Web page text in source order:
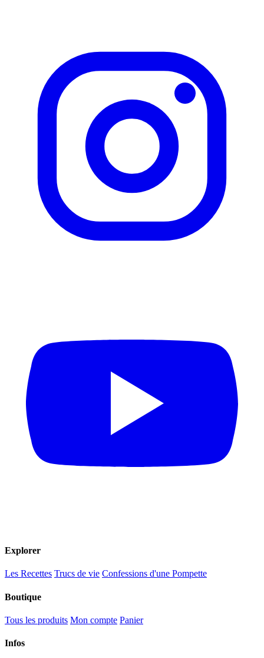
Explorer
Les Recettes Trucs de vie Confessions d'une Pompette
Boutique
Tous les produits Mon compte Panier
Infos